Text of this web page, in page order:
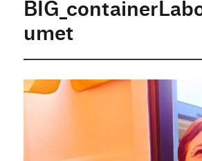
umet